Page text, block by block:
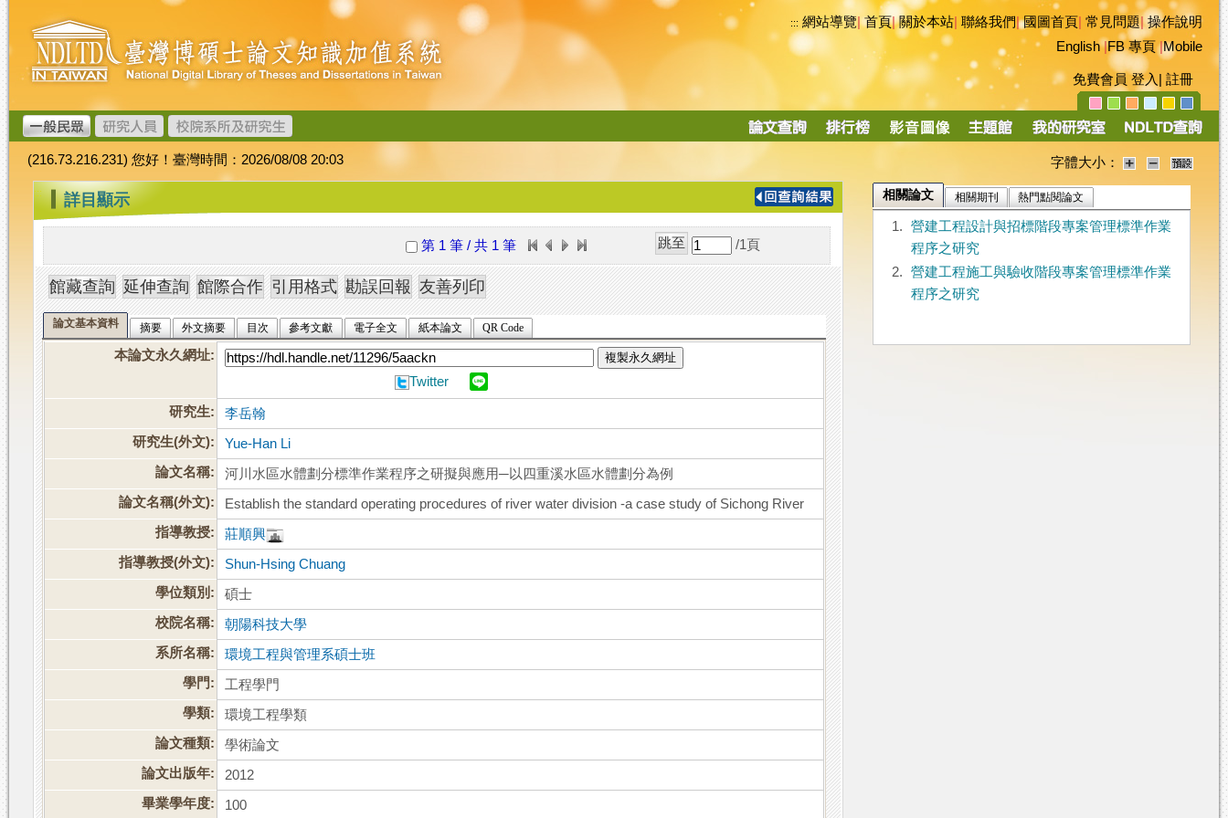
跳
到
主
要
內
容
臺
灣
博
碩
士
論
文
加
值
系
統
::: 網站導覽|首頁|關於本站 聯絡我們|國圖首頁 常見問題|操作說明
English|FB 專頁|Mobile
免費會員 登入 註冊
導
(216.73.216.231) 您好！臺灣時間：2026/08/08 20:03 字體大小：
::: 詳目顯示
第 1 筆 / 共 1 筆 /1 頁
論文基本資料 摘要 外文摘要 目次 參考文獻 電子全文 紙本論文 QR Code
本論文永久網址: 複製永久網址
Twitter
研究生:
李岳翰
研究生(外文):
Yue-Han Li
論文名稱:
河川水區水體劃分標準作業程序之研擬與應用─以四重溪水區水體劃分為例
論文名稱(外文):
Establish the standard operating procedures of river water division -a case study of Sichong River
指導教授:
莊順興
指導教授(外文):
Shun-Hsing Chuang
學位類別:
碩士
校院名稱:
朝陽科技大學
系所名稱:
環境工程與管理系碩士班
學門:
工程學門
學類:
環境工程學類
論文種類:
學術論文
論文出版年:
2012
畢業學年度:
100
相關論文 相關期刊 熱門點閱論文
1.
營建工程設計與招標階段專案管理標準作業
程序之研究
2.
營建工程施工與驗收階段專案管理標準作業
程序之研究